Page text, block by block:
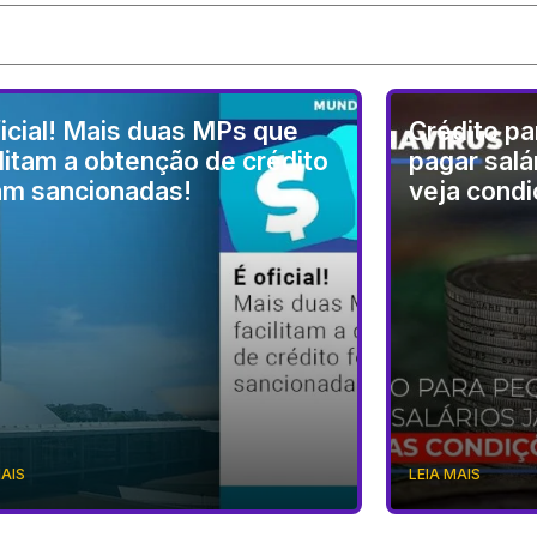
Mais duas MPs que
a obtenção de crédito
sancionadas!
Crédito
pagar
veja
LEIA MAIS